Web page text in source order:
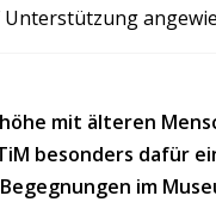
ins Museum
ein, älteren
mit anderen
zu ermöglichen.
mit älteren
besonders dafür
im